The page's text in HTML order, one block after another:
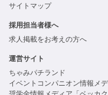
サイトマップ
採用担当者様へ
求人掲載をお考えの方へ
運営サイト
ちゃみパチランド
イベントコンパニオン情報メ